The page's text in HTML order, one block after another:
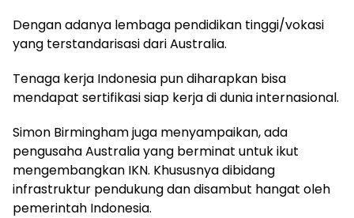
Dengan adanya lembaga pendidikan tinggi/vokasi
yang terstandarisasi dari Australia.
Tenaga kerja Indonesia pun diharapkan bisa
mendapat sertifikasi siap kerja di dunia internasional.
Simon Birmingham juga menyampaikan, ada
pengusaha Australia yang berminat untuk ikut
mengembangkan IKN. Khususnya dibidang
infrastruktur pendukung dan disambut hangat oleh
pemerintah Indonesia.